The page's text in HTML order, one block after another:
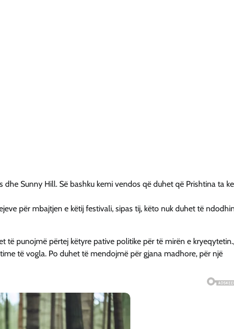
dhe Sunny Hill. Së bashku kemi vendos që duhet që Prishtina ta
për mbajtjen e këtij festivali, sipas tij, këto nuk duhet të
të punojmë përtej këtyre pative politike për të mirën e kryeqytetin.,
të vogla. Po duhet të mendojmë për gjana madhore, për një